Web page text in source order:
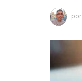
por